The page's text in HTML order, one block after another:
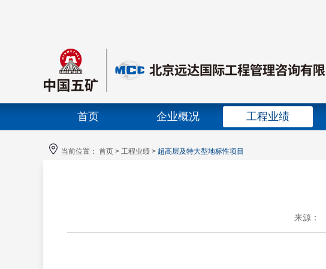
首页 企业概况 工程业绩
当前位置： 首页 > 工程业绩 > 超高层及特大型地标性项目
来源：